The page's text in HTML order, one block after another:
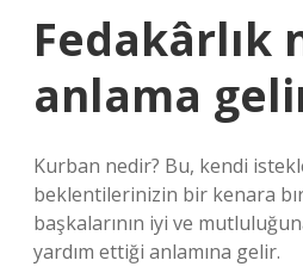
Fedakârlık
anlama
Kurban nedir? Bu, kendi
beklentilerinizin bir kenara
başkalarının iyi ve
yardım ettiği anlamına gelir.